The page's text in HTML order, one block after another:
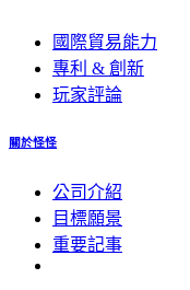
國際貿易能力
專利 & 創新
玩家評論
關於怪怪
公司介紹
目標願景
重要記事